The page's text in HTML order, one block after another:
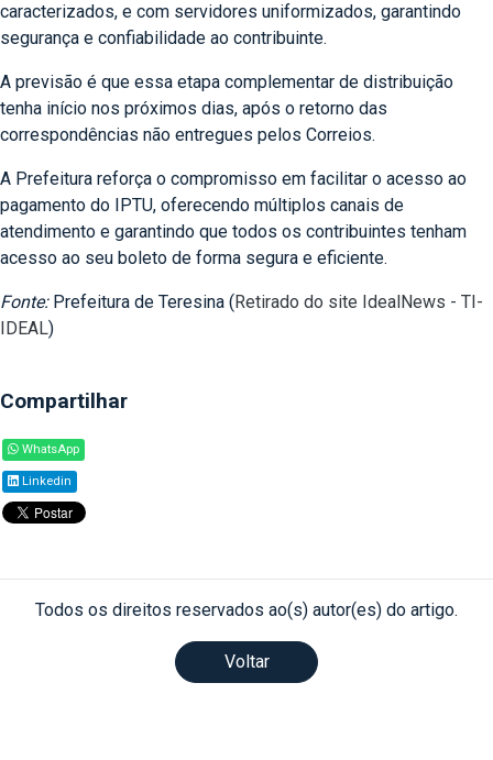
caracterizados, e com servidores uniformizados, garantindo
segurança e confiabilidade ao contribuinte.
A previsão é que essa etapa complementar de distribuição
tenha início nos próximos dias, após o retorno das
correspondências não entregues pelos Correios.
A Prefeitura reforça o compromisso em facilitar o acesso ao
pagamento do IPTU, oferecendo múltiplos canais de
atendimento e garantindo que todos os contribuintes tenham
acesso ao seu boleto de forma segura e eficiente.
Fonte:Prefeitura de Teresina (Retirado do site IdealNews - TI-
IDEAL)
Compartilhar
WhatsApp
Linkedin
Todos os direitos reservados ao(s) autor(es) do artigo.
Voltar